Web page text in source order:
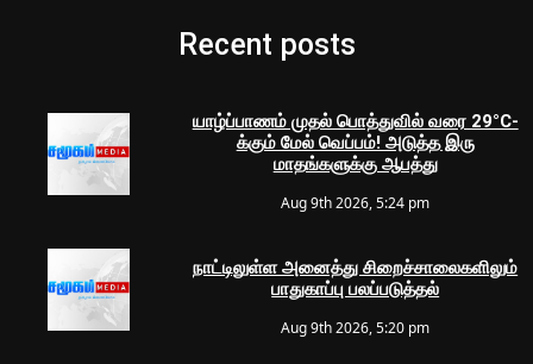
Recent posts
யாழ்ப்பாணம் முதல் பொத்துவில் வரை 29°C-
க்கும் மேல் வெப்பம்! அடுத்த இரு
மாதங்களுக்கு ஆபத்து
Aug 9th 2026, 5:24 pm
நாட்டிலுள்ள அனைத்து சிறைச்சாலைகளிலும்
பாதுகாப்பு பலப்படுத்தல்
Aug 9th 2026, 5:20 pm